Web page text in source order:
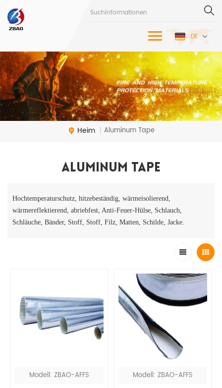
DE
Heim | Aluminum Tape
Aluminum Tape
Hochtemperaturschutz, hitzebeständig, wärmeisolierend,
wärmereflektierend, abriebfest, Anti-Feuer-Hülse, Schlauch,
Schläuche, Bänder, Stoff, Stoff, Filz, Matten, Schilde, Jacke.
Modell: ZBAO-AFFS Modell: ZBAO-AFFS